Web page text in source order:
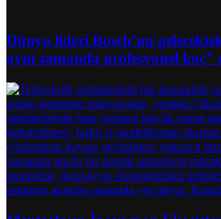
Dünya lideri Bosch’un
aynı zamanda profesyonel koç”